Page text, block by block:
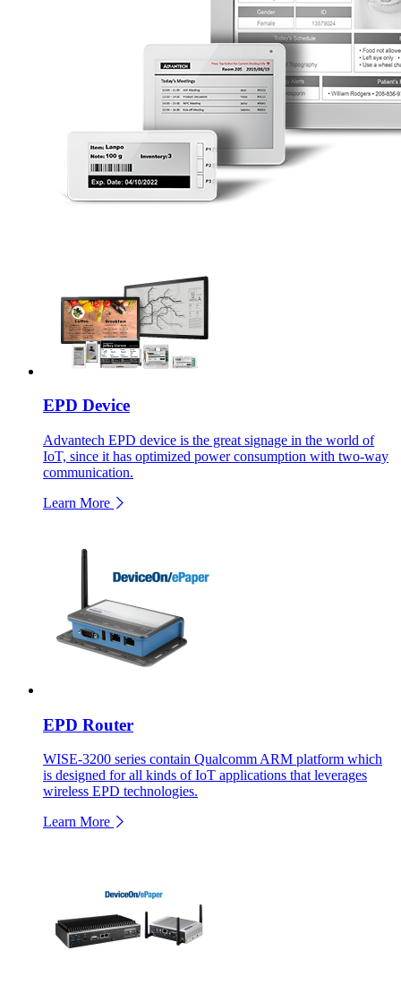
EPD Device
Advantech EPD device is the great signage in the world of
IoT, since it has optimized power consumption with two-way
communication.
Learn More
EPD Router
WISE-3200 series contain Qualcomm ARM platform which
is designed for all kinds of IoT applications that leverages
wireless EPD technologies.
Learn More